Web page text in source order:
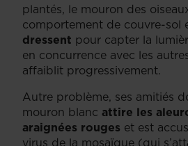
plantés, le mouron des
comportement de couvre-sol
dressent pour capter la
en concurrence avec les
affaiblit progressivement.
Autre problème, ses amitiés
mouron blanc attire les
araignées rouges et est
virus de la mosaïque (qui